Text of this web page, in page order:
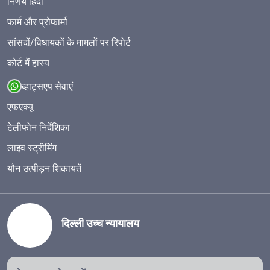
फार्म और प्रोफार्मा
सांसदों/विधायकों के मामलों पर रिपोर्ट
कोर्ट में हास्य
व्हाट्सएप सेवाएं
एफएक्यू
टेलीफोन निर्देशिका
लाइव स्ट्रीमिंग
यौन उत्पीड़न शिकायतें
दिल्ली उच्च न्यायालय